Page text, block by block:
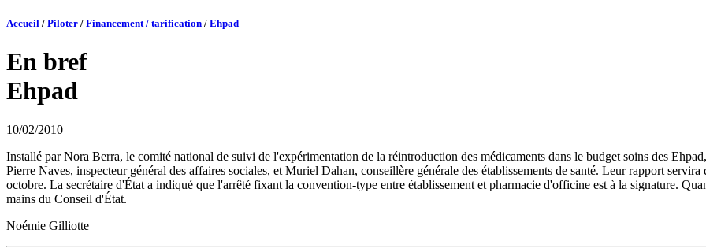
Accueil / Piloter / Financement / tarification / Ehpad
En bref
Ehpad
10/02/2010
Installé par Nora Berra, le comité national de suivi de l'expérimentation de la réintroduction des médicaments dans le budget soins des
Pierre Naves, inspecteur général des affaires sociales, et Muriel Dahan, conseillère générale des établissements de santé. Leur rapport
octobre. La secrétaire d'État a indiqué que l'arrêté fixant la convention-type entre établissement et pharmacie d'officine est à la signature.
mains du Conseil d'État.
Noémie Gilliotte